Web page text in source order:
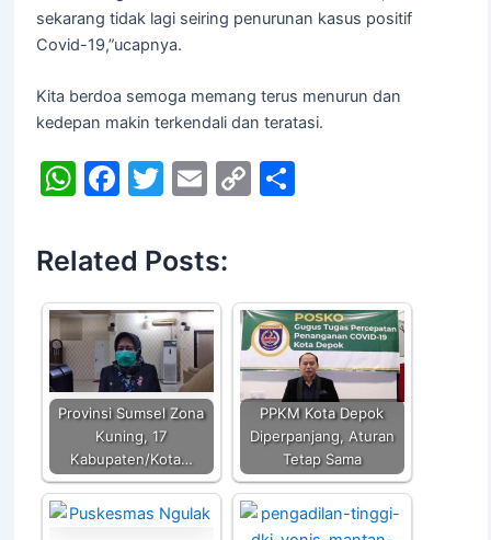
sekarang tidak lagi seiring penurunan kasus positif
Covid-19,”ucapnya.
Kita berdoa semoga memang terus menurun dan
kedepan makin terkendali dan teratasi.
W
at
s
A
p
p
F
c
e
b
o
o
k
T
itt
er
E
ai
l
C
Li
n
k
S
Related Posts:
Provinsi Sumsel Zona
Kuning, 17
Kabupaten/Kota…
PPKM Kota Depok
Diperpanjang, Aturan
Tetap Sama